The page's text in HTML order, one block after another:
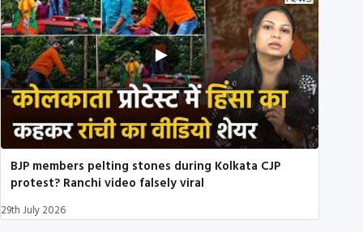
BJP members pelting stones during Kolkata CJP
protest? Ranchi video falsely viral
29th July 2026